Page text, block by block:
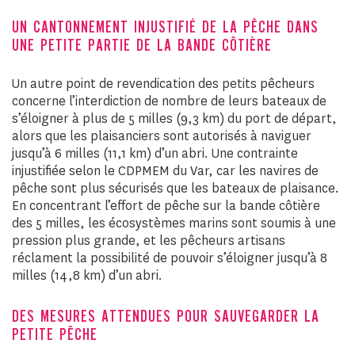
UN CANTONNEMENT INJUSTIFIÉ DE LA PÊCHE DANS
UNE PETITE PARTIE DE LA BANDE CÔTIÈRE
Un autre point de revendication des petits pêcheurs
concerne l’interdiction de nombre de leurs bateaux de
s’éloigner à plus de 5 milles (9,3 km) du port de départ,
alors que les plaisanciers sont autorisés à naviguer
jusqu’à 6 milles (11,1 km) d’un abri. Une contrainte
injustifiée selon le CDPMEM du Var, car les navires de
pêche sont plus sécurisés que les bateaux de plaisance.
En concentrant l’effort de pêche sur la bande côtière
des 5 milles, les écosystèmes marins sont soumis à une
pression plus grande, et les pêcheurs artisans
réclament la possibilité de pouvoir s’éloigner jusqu’à 8
milles (14,8 km) d’un abri.
DES MESURES ATTENDUES POUR SAUVEGARDER LA
PETITE PÊCHE